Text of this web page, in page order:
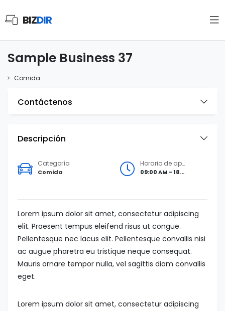
BIZDIR
Sample Business 37
Comida
Contáctenos
Descripción
Categoría
Comida
Horario de apertura
09:00 AM - 18:00 PM
Lorem ipsum dolor sit amet, consectetur adipiscing
elit. Praesent tempus eleifend risus ut congue.
Pellentesque nec lacus elit. Pellentesque convallis nisi
ac augue pharetra eu tristique neque consequat.
Mauris ornare tempor nulla, vel sagittis diam convallis
eget.
Lorem ipsum dolor sit amet, consectetur adipiscing